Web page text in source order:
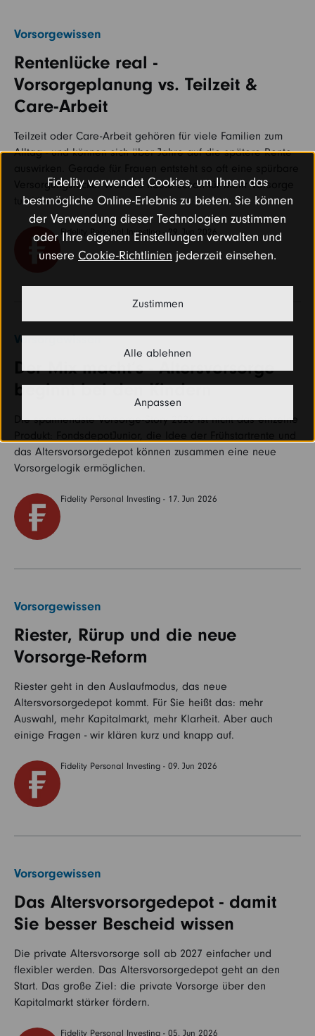
Vorsorgewissen
Rentenlücke real -
Vorsorgeplanung vs. Teilzeit &
Care-Arbeit
Teilzeit oder Care-Arbeit gehören für viele Familien zum
Alltag - und können sich über Jahre auf die spätere Rente
Versorgungslücke. Was Sie heute schon für mehr Vorsorge
tun können…
Fidelity Personal Investing - 29. Jun 2026
Vorsorgewissen
Der Mix macht‘s - Altersvorsorge
beginnt bei den Kindern
Die spannendste Vorsorge-Story 2026 ist nicht das einzelne
das Altersvorsorgedepot können zusammen eine neue
Vorsorgelogik ermöglichen.
Fidelity Personal Investing - 17. Jun 2026
Vorsorgewissen
Riester, Rürup und die neue
Vorsorge-Reform
Riester geht in den Auslaufmodus, das neue
Altersvorsorgedepot kommt. Für Sie heißt das: mehr
Auswahl, mehr Kapitalmarkt, mehr Klarheit. Aber auch
einige Fragen - wir klären kurz und knapp auf.
Fidelity Personal Investing - 09. Jun 2026
Vorsorgewissen
Das Altersvorsorgedepot - damit
Sie besser Bescheid wissen
Die private Altersvorsorge soll ab 2027 einfacher und
flexibler werden. Das Altersvorsorgedepot geht an den
Start. Das große Ziel: die private Vorsorge über den
Kapitalmarkt stärker fördern.
Fidelity Personal Investing - 05. Jun 2026
Fidelity verwendet Cookies, um Ihnen das
bestmögliche Online-Erlebnis zu bieten. Sie können
der Verwendung dieser Technologien zustimmen
oder Ihre eigenen Einstellungen verwalten und
unsere Cookie-Richtlinien jederzeit einsehen.
Zustimmen
Alle ablehnen
Anpassen